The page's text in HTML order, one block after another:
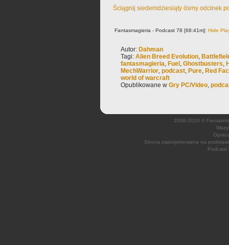
Ściągnij siedemdziesiąty ósmy odcinek
Fantasmagieria - Podcast 78 [68:41m]: Hide
Autor: Dahman
Tagi: Alien Breed Evolution
fantasmagieria Fuel Ghostbusters
MechWarrior podcast Pure Red
world of warcraft
Opublikowane w Gry PC/Video
2008-2026 ©
Strona zaprojektowana na
Podcast